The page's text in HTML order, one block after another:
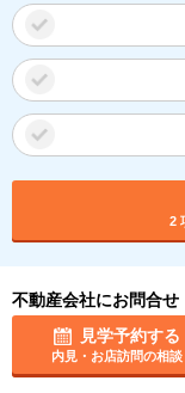
2
不動産会社にお問合せ
見学予約する
内見・お店訪問の相談